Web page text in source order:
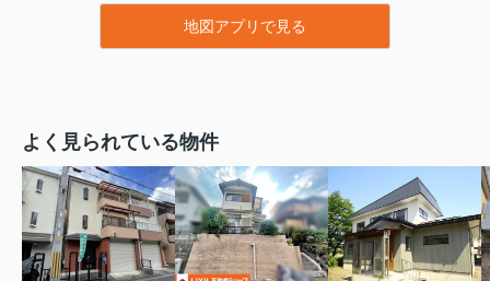
地図アプリで見る
よく見られている物件